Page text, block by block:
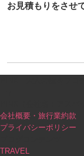
お見積もりをさせ
会社概要・旅行業約款
プライバシーポリシー
TRAVEL